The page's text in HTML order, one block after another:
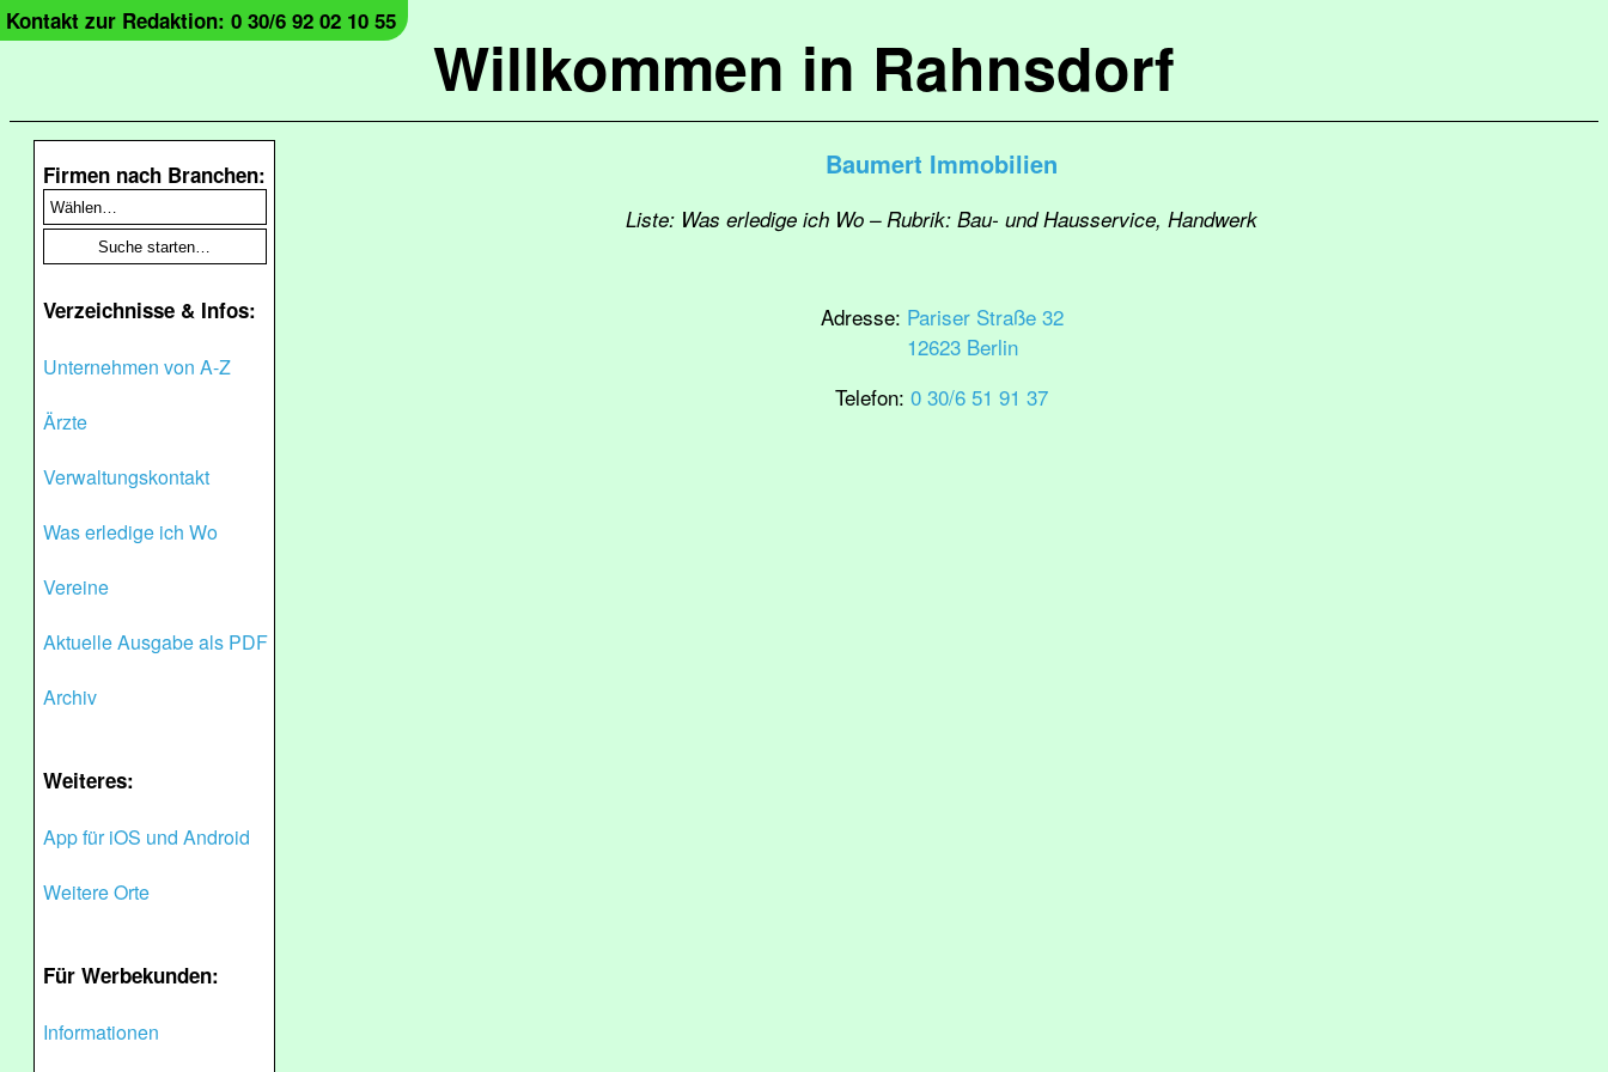
Willkommen in Rahnsdorf
Kontakt zur Redaktion: 0 30/6 92 02 10 55
Firmen nach Branchen:
Verzeichnisse & Infos:
Unternehmen von A-Z
Ärzte
Verwaltungskontakt
Was erledige ich Wo
Vereine
Aktuelle Ausgabe als PDF
Archiv
Weiteres:
App für iOS und Android
Weitere Orte
Für Werbekunden:
Informationen
Baumert Immobilien
Liste: Was erledige ich Wo – Rubrik: Bau- und Hausservice, Handwerk
Adresse: Pariser Straße 32
12623 Berlin
Telefon: 0 30/6 51 91 37